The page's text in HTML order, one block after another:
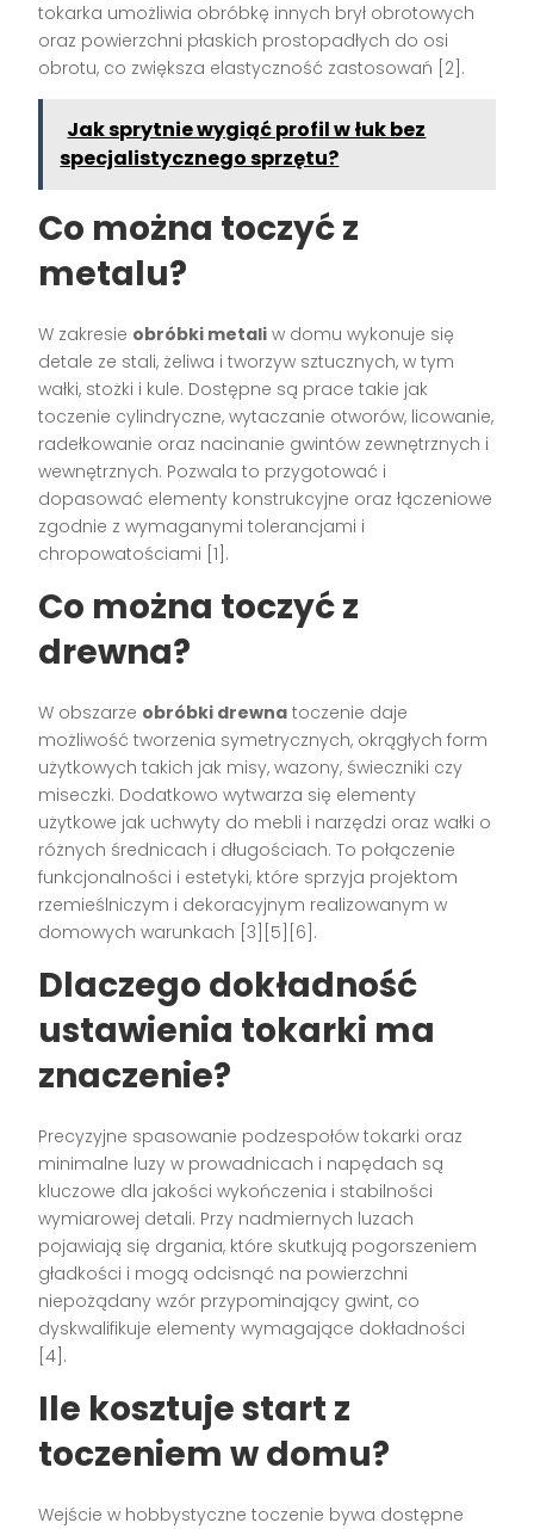
tokarka umożliwia obróbkę innych brył obrotowych
oraz powierzchni płaskich prostopadłych do osi
obrotu, co zwiększa elastyczność zastosowań [2].
Jak sprytnie wygiąć profil w łuk bez
specjalistycznego sprzętu?
Co można toczyć z
metalu?
W zakresie obróbki metali w domu wykonuje się
detale ze stali, żeliwa i tworzyw sztucznych, w tym
wałki, stożki i kule. Dostępne są prace takie jak
toczenie cylindryczne, wytaczanie otworów, licowanie,
radełkowanie oraz nacinanie gwintów zewnętrznych i
wewnętrznych. Pozwala to przygotować i
dopasować elementy konstrukcyjne oraz łączeniowe
zgodnie z wymaganymi tolerancjami i
chropowatościami [1].
Co można toczyć z
drewna?
W obszarze obróbki drewna toczenie daje
możliwość tworzenia symetrycznych, okrągłych form
użytkowych takich jak misy, wazony, świeczniki czy
miseczki. Dodatkowo wytwarza się elementy
użytkowe jak uchwyty do mebli i narzędzi oraz wałki o
różnych średnicach i długościach. To połączenie
funkcjonalności i estetyki, które sprzyja projektom
rzemieślniczym i dekoracyjnym realizowanym w
domowych warunkach [3][5][6].
Dlaczego dokładność
ustawienia tokarki ma
znaczenie?
Precyzyjne spasowanie podzespołów tokarki oraz
minimalne luzy w prowadnicach i napędach są
kluczowe dla jakości wykończenia i stabilności
wymiarowej detali. Przy nadmiernych luzach
pojawiają się drgania, które skutkują pogorszeniem
gładkości i mogą odcisnąć na powierzchni
niepożądany wzór przypominający gwint, co
dyskwalifikuje elementy wymagające dokładności
[4].
Ile kosztuje start z
toczeniem w domu?
Wejście w hobbystyczne toczenie bywa dostępne